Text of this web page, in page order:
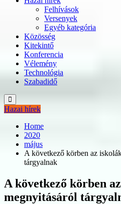
Felhívások
Versenyek
Egyéb kategória
Közösség
Kitekintő
Konferencia
Vélemény
Technológia
Szabadidő
Hazai hírek
Home
2020
május
A következő körben az
tárgyalnak
A következő körben
megnyitásáról